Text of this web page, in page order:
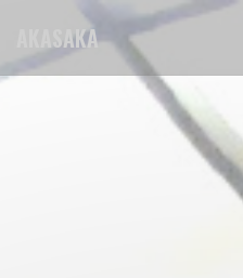
Painel de Gerenciamento de Cookies
AKASAKA